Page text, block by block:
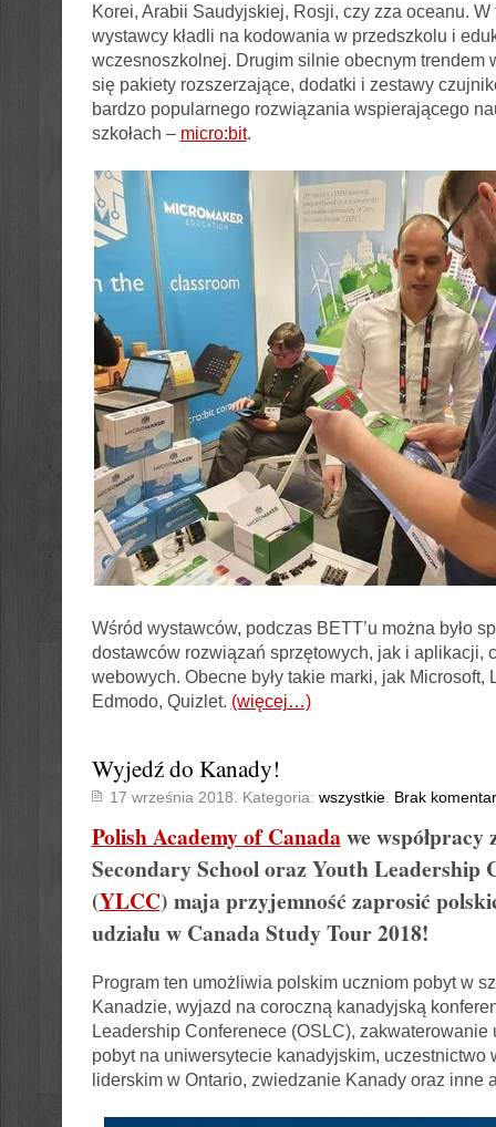
Korei, Arabii Saudyjskiej, Rosji, czy zza oceanu.
wystawcy kładli na kodowania w przedszkolu i
wczesnoszkolnej. Drugim silnie obecnym trendem
się pakiety rozszerzające, dodatki i zestawy
bardzo popularnego rozwiązania wspierającego
szkołach – micro:bit.
Wśród wystawców, podczas BETT’u można było
dostawców rozwiązań sprzętowych, jak i aplikacji,
webowych. Obecne były takie marki, jak Microsoft,
Edmodo, Quizlet. (więcej…)
Wyjedź do Kanady!
17 września 2018. Kategoria: wszystkie. Brak
Polish Academy of Canadawe współpracy
Secondary School oraz Youth Leadership
(YLCC) maja przyjemność zaprosić
udziału w Canada Study Tour 2018!
Program ten umożliwia polskim uczniom pobyt w
Kanadzie, wyjazd na coroczną kanadyjską
Leadership Conferenece (OSLC), zakwaterowanie
pobyt na uniwersytecie kanadyjskim, uczestnictwo
liderskim w Ontario, zwiedzanie Kanady oraz inne